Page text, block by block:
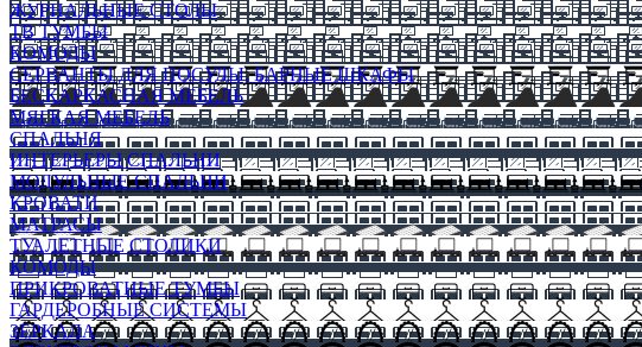
ЖУРНАЛЬНЫЕ СТОЛЫ
ТВ ТУМБЫ
КОМОДЫ
СЕРВАНТЫ ДЛЯ ПОСУДЫ, БАРНЫЕ ШКАФЫ
БЕСКАРКАСНАЯ МЕБЕЛЬ
МЯГКАЯ МЕБЕЛЬ
СПАЛЬНЯ
ИНТЕРЬЕРЫ СПАЛЬНИ
МОДУЛЬНЫЕ СПАЛЬНИ
КРОВАТИ
МАТРАСЫ
ТУАЛЕТНЫЕ СТОЛИКИ
КОМОДЫ
ПРИКРОВАТНЫЕ ТУМБЫ
ГАРДЕРОБНЫЕ СИСТЕМЫ
ЗЕРКАЛА